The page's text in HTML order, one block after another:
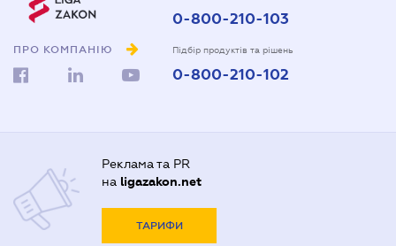
ПРО КОМПАНІЮ
0-800-210-103
Підбір продуктів та рішень
0-800-210-102
Реклама та PR
на ligazakon.net
ТАРИФИ